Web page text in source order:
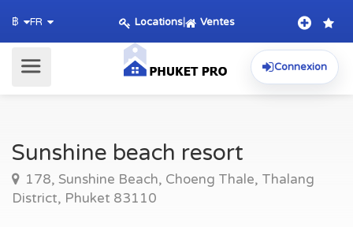
฿ FR Locations| Ventes
Connexion
Sunshine beach resort
178, Sunshine Beach, Choeng Thale, Thalang
District, Phuket 83110